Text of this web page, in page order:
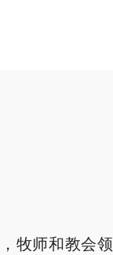
牧师和教会